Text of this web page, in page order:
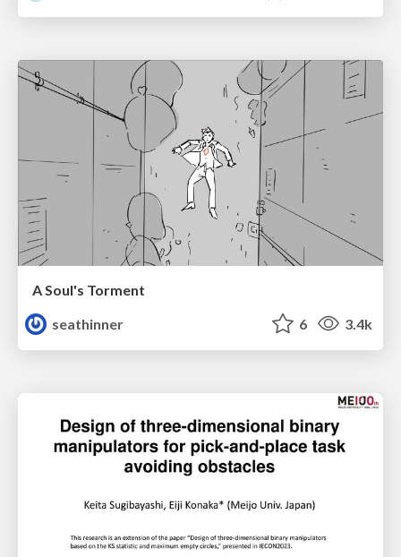
A Soul's Torment
seathinner
6 3.4k